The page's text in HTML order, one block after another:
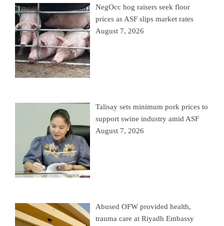
NegOcc hog raisers seek floor
prices as ASF slips market rates
August 7, 2026
Talisay sets minimum pork prices to
support swine industry amid ASF
August 7, 2026
Abused OFW provided health,
trauma care at Riyadh Embassy